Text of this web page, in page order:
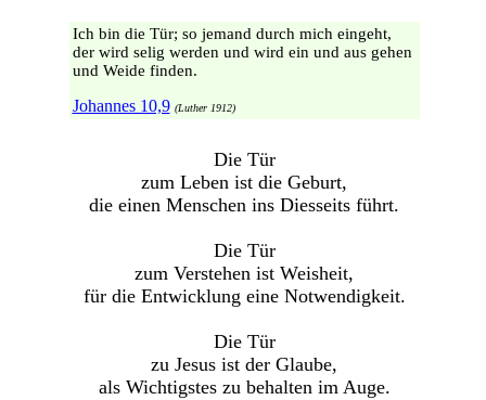
Ich bin die Tür; so jemand durch mich eingeht,
der wird selig werden und wird ein und aus gehen
und Weide finden.
Johannes 10,9 (Luther 1912)
Die Tür
zum Leben ist die Geburt,
die einen Menschen ins Diesseits führt.
Die Tür
zum Verstehen ist Weisheit,
für die Entwicklung eine Notwendigkeit.
Die Tür
zu Jesus ist der Glaube,
als Wichtigstes zu behalten im Auge.